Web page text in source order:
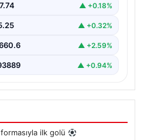
▲ +0.18%
▲ +0.32%
▲ +2.59%
▲ +0.94%
ilk golü